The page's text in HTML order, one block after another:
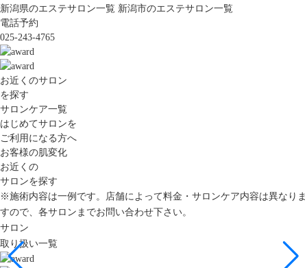
新潟県のエステサロン一覧 新潟市のエステサロン一覧
電話予約
025-243-4765
お近くのサロン
を探す
サロンケア一覧
はじめてサロンを
ご利用になる方へ
お客様の肌変化
お近くの
サロンを探す
※施術内容は一例です。店舗によって料金・サロンケア内容は異なりま
すので、各サロンまでお問い合わせ下さい。
サロン
取り扱い一覧